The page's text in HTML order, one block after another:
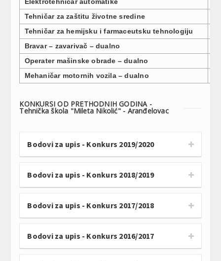
Tehničar za zaštitu životne sredine
Tehničar za hemijsku i farmaceutsku tehnologiju
Bravar – zavarivač – dualno
Operater mašinske obrade – dualno
Mehaničar motornih vozila – dualno
KONKURSI OD PRETHODNIH GODINA -
Tehnička škola "Mileta Nikolić" - Aranđelovac
Bodovi za upis - Konkurs 2019/2020
Bodovi za upis - Konkurs 2018/2019
Bodovi za upis - Konkurs 2017/2018
Bodovi za upis - Konkurs 2016/2017